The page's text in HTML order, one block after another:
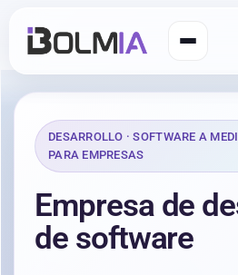
DESARROLLO · SOFTWARE A
PARA EMPRESAS
Empresa de
de software